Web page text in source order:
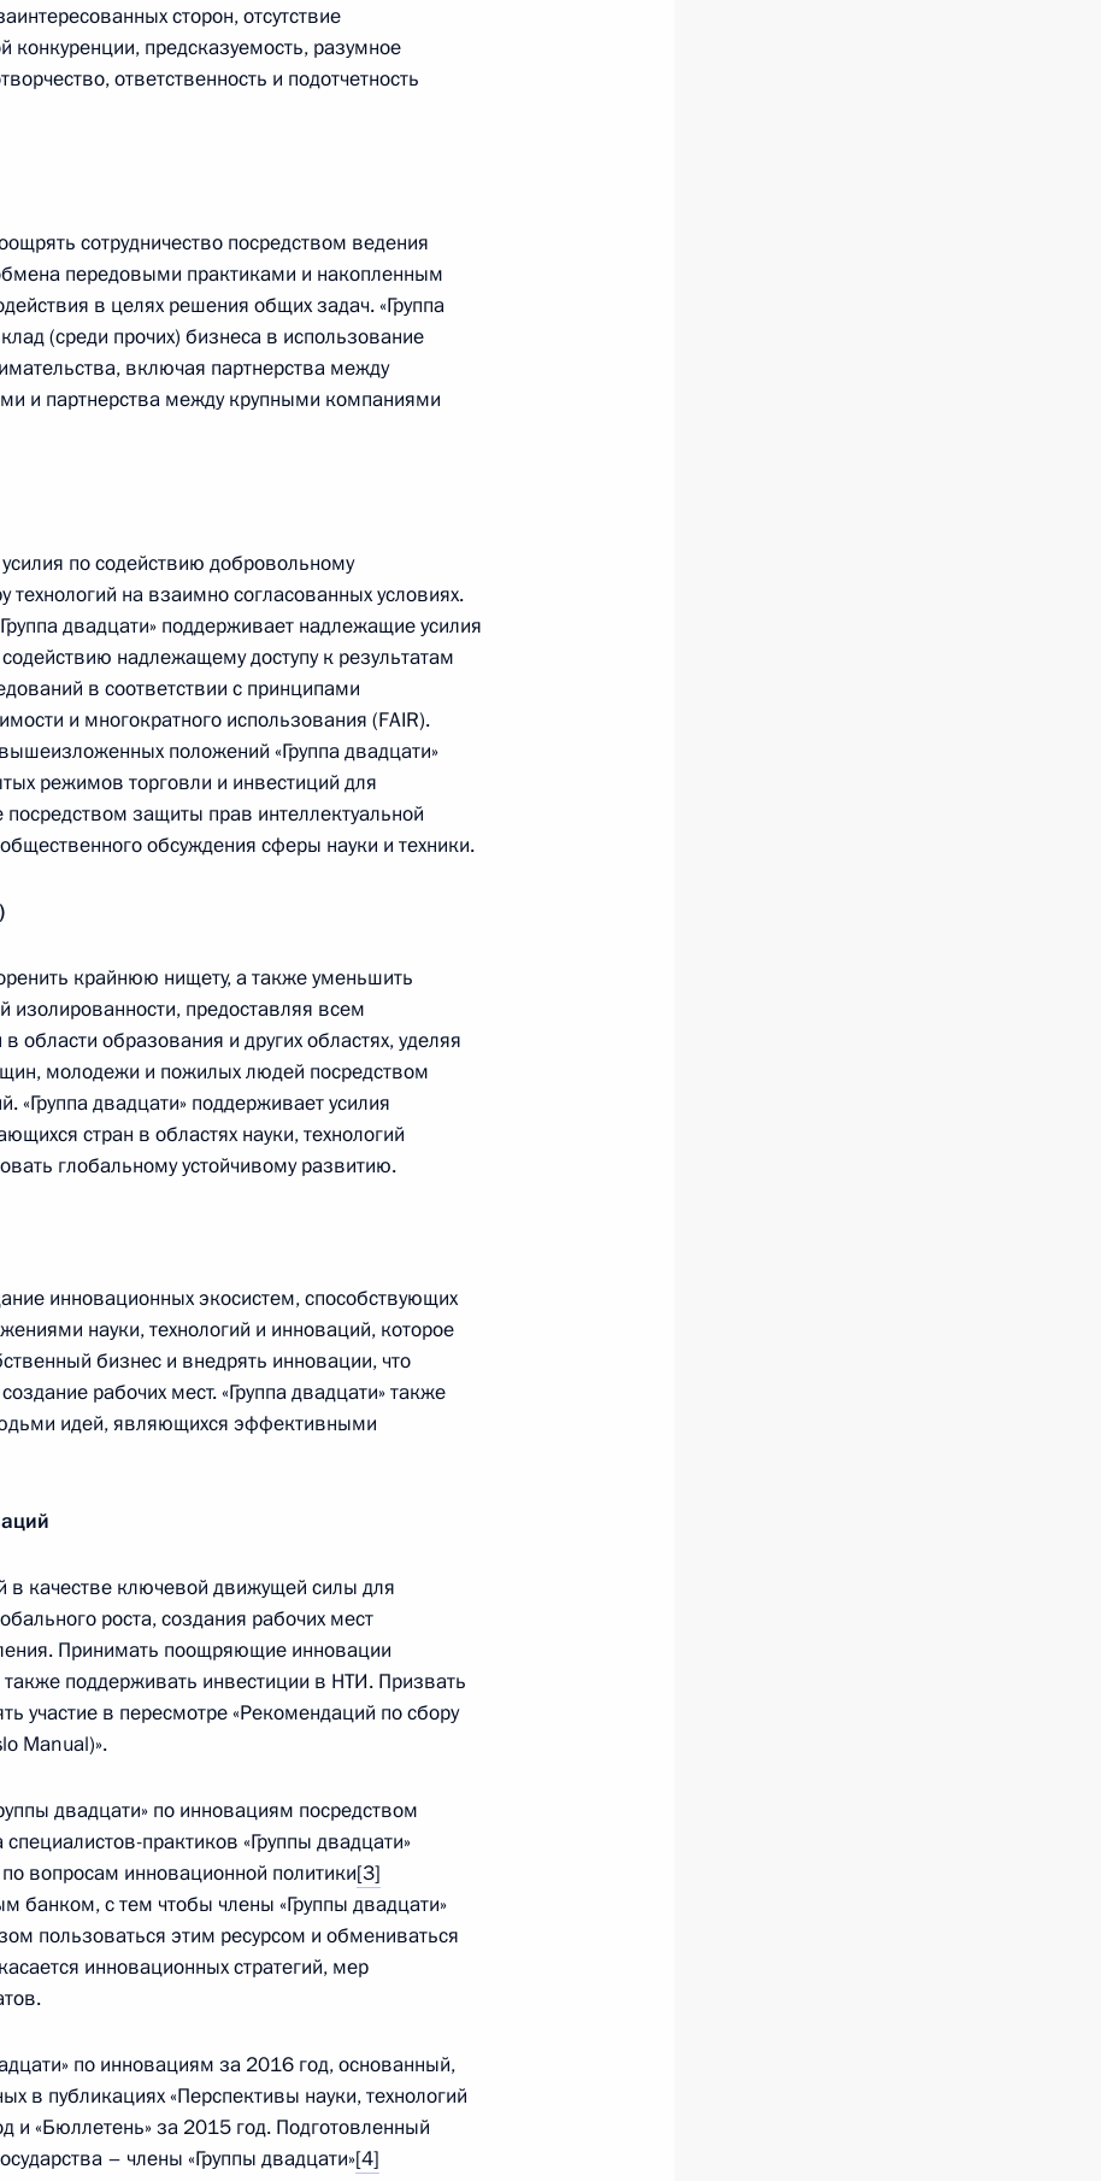
Заседание межведомственной
рабочей группы
по повышению эффективности
сохранения объектов
культурного наследия,
Уполномоченного по правам
ребёнка в 2025 году
14 июля 2026 года, 10:00
8 июля 2026 года, 15:00
России
Конституция Российской
Федерации
Официальный портал
правовой информации
Совет Федерации
Официальные
сетевые ресурсы
Президента России
Правовая и
техническая
информация
О портале
сторон, отсутствие
предсказуемость, разумное
ответственность и подотчетность
сотрудничество посредством ведения
передовыми практиками и накопленным
в целях решения общих задач. «Группа
(среди прочих) бизнеса в использование
включая партнерства между
и партнерства между крупными компаниями
по содействию добровольному
технологий на взаимно согласованных условиях.
двадцати» поддерживает надлежащие усилия
надлежащему доступу к результатам
в соответствии с принципами
и многократного использования (FAIR).
положений «Группа двадцати»
режимов торговли и инвестиций для
защиты прав интеллектуальной
обсуждения сферы науки и техники.
крайнюю нищету, а также уменьшить
предоставляя всем
образования и других областях, уделяя
молодежи и пожилых людей посредством
«Группа двадцати» поддерживает усилия
стран в областях науки, технологий
глобальному устойчивому развитию.
инновационных экосистем, способствующих
науки, технологий и инноваций, которое
бизнес и внедрять инновации, что
рабочих мест. «Группа двадцати» также
идей, являющихся эффективными
в качестве ключевой движущей силы для
роста, создания рабочих мест
Принимать поощряющие инновации
поддерживать инвестиции в НТИ. Призвать
участие в пересмотре «Рекомендаций по сбору
Manual)».
двадцати» по инновациям посредством
практиков «Группы двадцати»
вопросам инновационной политики[3]
банком, с тем чтобы члены «Группы двадцати»
пользоваться этим ресурсом и обмениваться
инновационных стратегий, мер
по инновациям за 2016 год, основанный,
в публикациях «Перспективы науки, технологий
и «Бюллетень» за 2015 год. Подготовленный
– члены «Группы двадцати»[4]